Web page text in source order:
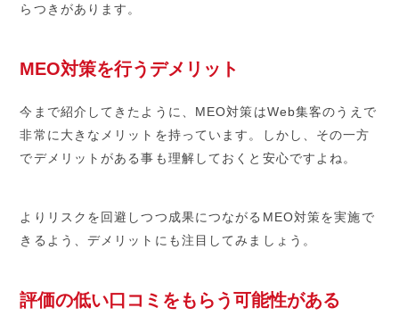
らつきがあります。
MEO対策を行うデメリット
今まで紹介してきたように、MEO対策はWeb集客のうえで
非常に大きなメリットを持っています。しかし、その一方
でデメリットがある事も理解しておくと安心ですよね。
よりリスクを回避しつつ成果につながるMEO対策を実施で
きるよう、デメリットにも注目してみましょう。
評価の低い口コミをもらう可能性がある